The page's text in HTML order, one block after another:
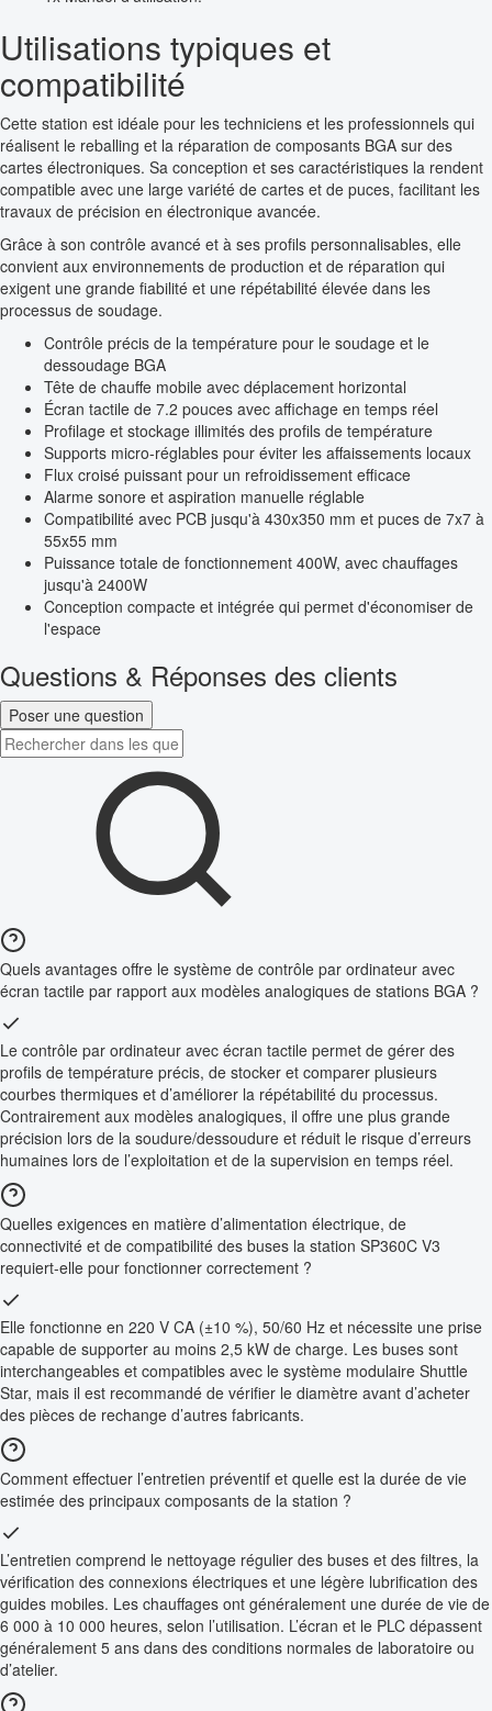
Utilisations typiques et
compatibilité
Cette station est idéale pour les techniciens et les professionnels qui
réalisent le reballing et la réparation de composants BGA sur des
cartes électroniques. Sa conception et ses caractéristiques la rendent
compatible avec une large variété de cartes et de puces, facilitant les
travaux de précision en électronique avancée.
Grâce à son contrôle avancé et à ses profils personnalisables, elle
convient aux environnements de production et de réparation qui
exigent une grande fiabilité et une répétabilité élevée dans les
processus de soudage.
Contrôle précis de la température pour le soudage et le
dessoudage BGA
Tête de chauffe mobile avec déplacement horizontal
Écran tactile de 7.2 pouces avec affichage en temps réel
Profilage et stockage illimités des profils de température
Supports micro-réglables pour éviter les affaissements locaux
Flux croisé puissant pour un refroidissement efficace
Alarme sonore et aspiration manuelle réglable
Compatibilité avec PCB jusqu'à 430x350 mm et puces de 7x7 à
55x55 mm
Puissance totale de fonctionnement 400W, avec chauffages
jusqu'à 2400W
Conception compacte et intégrée qui permet d'économiser de
l'espace
Questions & Réponses des clients
Poser une question
Quels avantages offre le système de contrôle par ordinateur avec
écran tactile par rapport aux modèles analogiques de stations BGA ?
Le contrôle par ordinateur avec écran tactile permet de gérer des
profils de température précis, de stocker et comparer plusieurs
courbes thermiques et d’améliorer la répétabilité du processus.
Contrairement aux modèles analogiques, il offre une plus grande
précision lors de la soudure/dessoudure et réduit le risque d’erreurs
humaines lors de l’exploitation et de la supervision en temps réel.
Quelles exigences en matière d’alimentation électrique, de
connectivité et de compatibilité des buses la station SP360C V3
requiert-elle pour fonctionner correctement ?
Elle fonctionne en 220 V CA (±10 %), 50/60 Hz et nécessite une prise
capable de supporter au moins 2,5 kW de charge. Les buses sont
interchangeables et compatibles avec le système modulaire Shuttle
Star, mais il est recommandé de vérifier le diamètre avant d’acheter
des pièces de rechange d’autres fabricants.
Comment effectuer l’entretien préventif et quelle est la durée de vie
estimée des principaux composants de la station ?
L’entretien comprend le nettoyage régulier des buses et des filtres, la
vérification des connexions électriques et une légère lubrification des
guides mobiles. Les chauffages ont généralement une durée de vie de
6 000 à 10 000 heures, selon l’utilisation. L’écran et le PLC dépassent
généralement 5 ans dans des conditions normales de laboratoire ou
d’atelier.